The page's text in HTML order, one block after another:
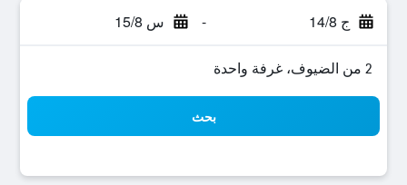
ج 14/8 - س 15/8
2 من الضيوف، غرفة واحدة
بحث